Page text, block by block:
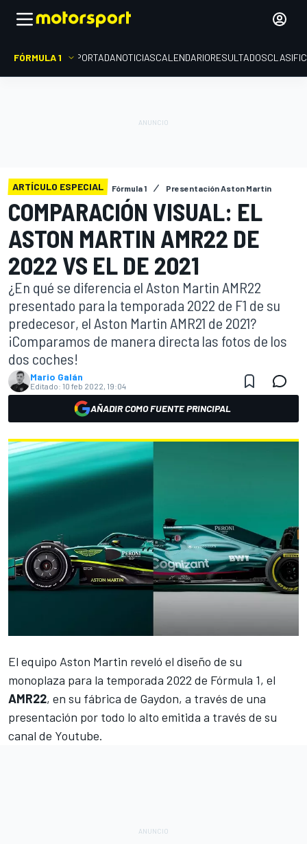
FÓRMULA 1 PORTADANOTICIASCALENDARIORESULTADOS
ARTÍCULO ESPECIAL Fórmula 1 Presentación Aston Martin
COMPARACIÓN VISUAL: EL
ASTON MARTIN AMR22 DE
2022 VS EL DE 2021
¿En qué se diferencia el Aston Martin AMR22
presentado para la temporada 2022 de F1 de su
predecesor, el Aston Martin AMR21 de 2021?
¡Comparamos de manera directa las fotos de los
dos coches!
Mario Galán
Editado: 10 feb 2022, 19:04
AÑADIR COMO FUENTE PRINCIPAL
El equipo Aston Martin reveló el diseño de su
monoplaza para la temporada 2022 de Fórmula 1, el
AMR22, en su fábrica de Gaydon, a través de una
presentación por todo lo alto emitida a través de su
canal de Youtube.